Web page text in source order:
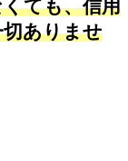
ても、信用
ありませ